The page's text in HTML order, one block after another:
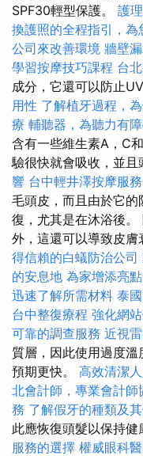
SPF30輕型保護。 護
換護照的全程指引，
公司來改善環境 牆壁
學習按摩技巧課程 台
成分，它還可以防止
用性 了解植牙過程，
療 輔聽器，為聽力有
含有一些維生素A，C
驗很快就會吸收，並且
響 台中輕井澤按摩服務
毛頭皮，而且由於它
復，尤其是在沐浴後
外，這還可以導致皮膚
得信賴的白蟻防治公司
的安息地 為家增添亮
迅速了解所需材料 泰
台中整復療程 強化網
可靠的調查服務 近視
質層，因此使用過度
預期更快。 高效清潔
北會計師，專業會計
務 了解假牙的種類及
此應恢復頭髮以保持健
服務的選擇 權威眼科